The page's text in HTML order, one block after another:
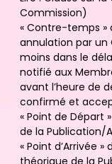
Commission)
« Contre-temps »
annulation par
moins dans le
notifié aux
avant l’heure de
confirmé et
« Point de Départ
de la Publication/
« Point d’Arrivée